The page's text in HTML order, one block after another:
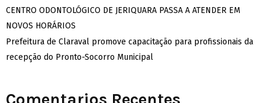
CENTRO ODONTOLÓGICO DE JERIQUARA PASSA A ATENDER EM
NOVOS HORÁRIOS
Prefeitura de Claraval promove capacitação para profissionais da
recepção do Pronto-Socorro Municipal
Comentarios Recentes